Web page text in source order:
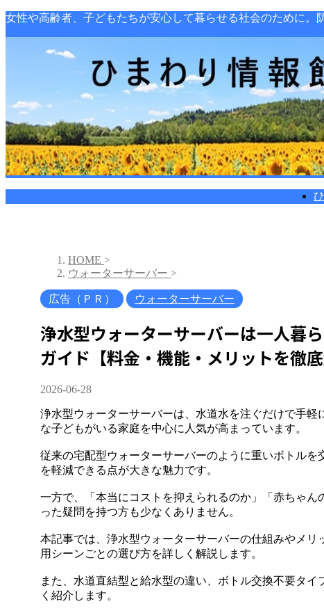
女性や高齢者、子どもたちが安心して暮らせる社会のために。
HOME >
ウォーターサーバー >
広告（ＰＲ） ウォーターサーバー
浄水型ウォーターサーバーは一人暮
ガイド【料金・機能・メリットを徹底
2026-06-28
浄水型ウォーターサーバーは、水道水を注ぐだけで手
な子どもがいる家庭を中心に人気が高まっています。
従来の宅配型ウォーターサーバーのように重いボトル
を軽減できる点が大きな魅力です。
一方で、「本当にコストを抑えられるのか」「赤ちゃ
った疑問を持つ方も少なくありません。
本記事では、浄水型ウォーターサーバーの仕組みやメ
用シーンごとの選び方を詳しく解説します。
また、水道直結型と給水型の違い、ボトル交換不要タ
く紹介します。